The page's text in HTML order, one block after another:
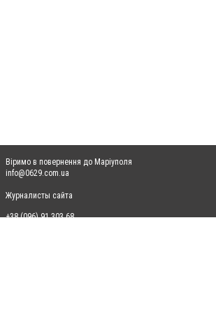
Віримо в повернення до Маріуполя
info@0629.com.ua
Журналисты сайта
+38 (096) 91 303 68